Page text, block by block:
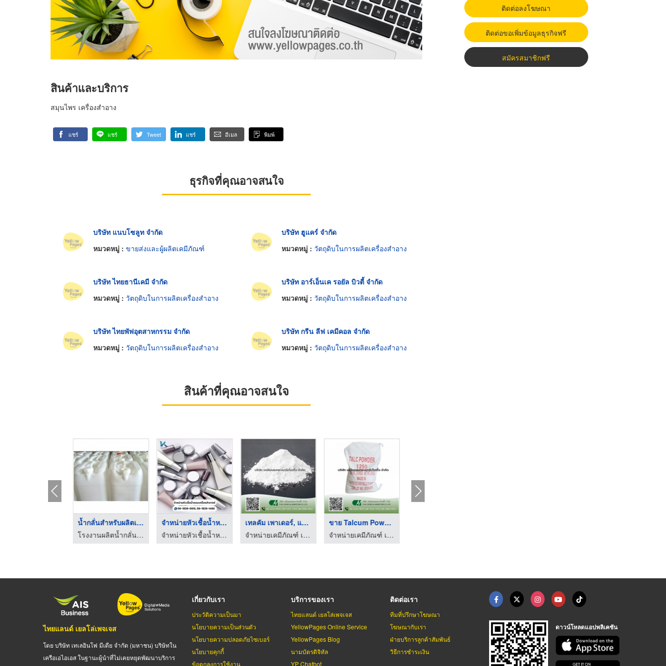
สินค้าและบริการ
สมุนไพร เครื่องสำอาง
แชร์ แชร์ Tweet แชร์ อีเมล พิมพ์
ธุรกิจที่คุณอาจสนใจ
บริษัท แนบโซลูท จำกัด
หมวดหมู่ : ขายส่งและผู้ผลิตเคมีภัณฑ์
บริษัท ฮูแคร์ จำกัด
หมวดหมู่ : วัตถุดิบในการผลิตเครื่องสำอาง
บริษัท ไทยธานีเคมี จำกัด
หมวดหมู่ : วัตถุดิบในการผลิตเครื่องสำอาง
บริษัท อาร์เอ็นเค รอยัล บิวตี้ จำกัด
หมวดหมู่ : วัตถุดิบในการผลิตเครื่องสำอาง
บริษัท ไทยพัฟอุตสาหกรรม จำกัด
หมวดหมู่ : วัตถุดิบในการผลิตเครื่องสำอาง
บริษัท กรีน ลีฟ เคมีคอล จำกัด
หมวดหมู่ : วัตถุดิบในการผลิตเครื่องสำอาง
สินค้าที่คุณอาจสนใจ
น้ำกลั่นสำหรับผลิตเค ...
โรงงานผลิตน้ำกลั่น - นวนที
จำหน่ายหัวเชื้อน้ำหอ ...
จำหน่ายหัวเชื้อน้ำหอม-คูโดส
เทลคัม เพาเดอร์, แป้ ...
จำหน่ายเคมีภัณฑ์ เคมีแหลมทองมาร์เกตติ้ง
ขาย Talcum Powder 12 ...
จำหน่ายเคมีภัณฑ์ เคมีแหลมทองมาร์เกตติ้ง
ติดต่อลงโฆษณา
ติดต่อขอเพิ่มข้อมูลธุรกิจฟรี
สมัครสมาชิกฟรี
ไทยแลนด์ เยลโล่เพจเจส
โดย บริษัท เทเลอินโฟ มีเดีย จำกัด (มหาชน) บริษัทใน
เครือเอไอเอส ในฐานะผู้นำที่ไม่เคยหยุดพัฒนาบริการ
เกี่ยวกับเรา
ประวัติความเป็นมา
นโยบายความเป็นส่วนตัว
นโยบายความปลอดภัยไซเบอร์
นโยบายคุกกี้
ข้อตกลงการใช้งาน
บริการของเรา
ไทยแลนด์ เยลโล่เพจเจส
YellowPages Online Service
YellowPages Blog
นามบัตรดิจิทัล
YP Chatbot
ติดต่อเรา
ทีมที่ปรึกษาโฆษณา
โฆษณากับเรา
ฝ่ายบริการลูกค้าสัมพันธ์
วิธีการชำระเงิน
ดาวน์โหลดแอปพลิเคชัน